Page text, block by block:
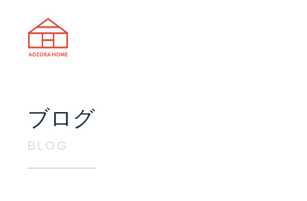
ブログ
BLOG